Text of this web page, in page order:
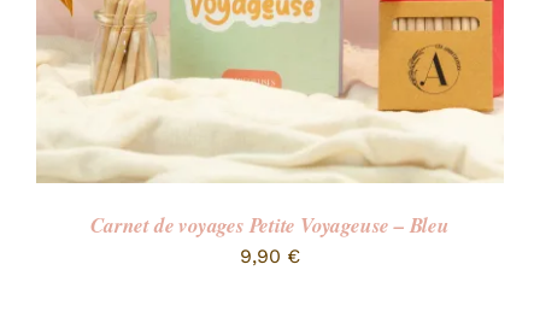
Carnet de voyages Petite Voyageuse – Bleu
9,90 €